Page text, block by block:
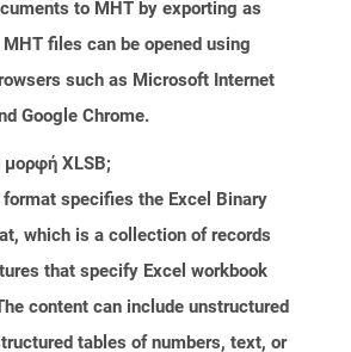
to MHT by exporting as
files can be opened using
such as Microsoft Internet
Google Chrome.
μορφή XLSB;
specifies the Excel Binary
which is a collection of records
that specify Excel workbook
content can include unstructured
tables of numbers, text, or